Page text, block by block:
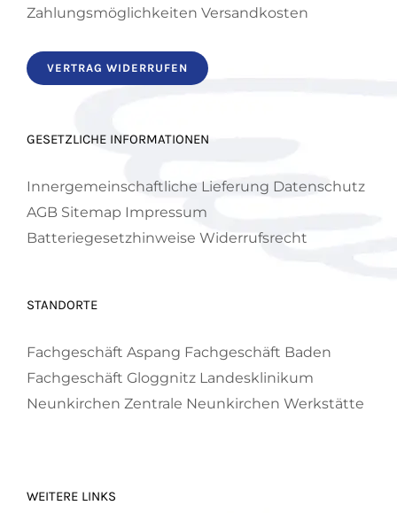
Zahlungsmöglichkeiten Versandkosten
VERTRAG WIDERRUFEN
GESETZLICHE INFORMATIONEN
Innergemeinschaftliche Lieferung Datenschutz
AGB Sitemap Impressum
Batteriegesetzhinweise Widerrufsrecht
STANDORTE
Fachgeschäft Aspang Fachgeschäft Baden
Fachgeschäft Gloggnitz Landesklinikum
Neunkirchen Zentrale Neunkirchen Werkstätte
WEITERE LINKS